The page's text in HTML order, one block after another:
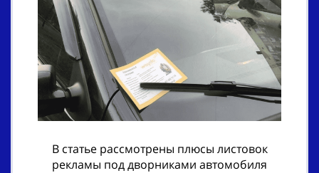
В статье рассмотрены плюсы листовок
рекламы под дворниками автомобиля